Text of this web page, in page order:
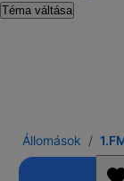
Téma váltása
Állomások